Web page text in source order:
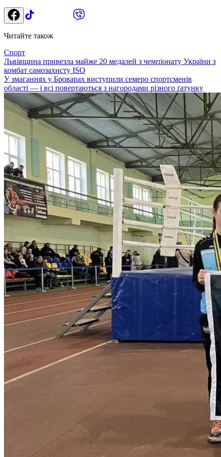
Читайте також
Спорт
Львівщина привезла майже 20 медалей з чемпіонату України з
комбат самозахисту ISO
У змаганнях у Броварах виступили семеро спортсменів
області — і всі повертаються з нагородами різного ґатунку